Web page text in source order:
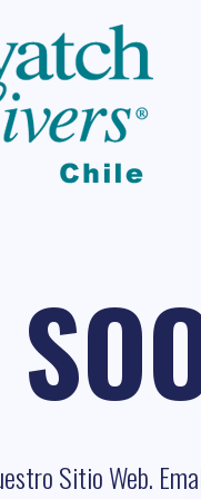
Sitio Web.